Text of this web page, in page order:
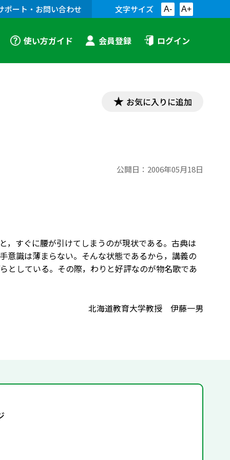
ポート・お問い合わせ 文字サイズ A- A+
使い方ガイド 会員登録 ログイン
お気に入りに追加
公開日： 2006年05月18日
，すぐに腰が引けてしまうのが現状である。古典は
意識は薄まらない。そんな状態であるから，講義の
としている。その際，わりと好評なのが物名歌であ
北海道教育大学教授 伊藤一男